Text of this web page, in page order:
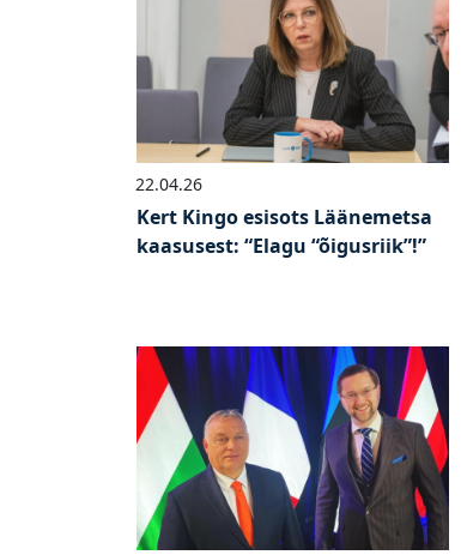
22.04.26
Kert Kingo esisots Läänemetsa
kaasusest: “Elagu “õigusriik”!”